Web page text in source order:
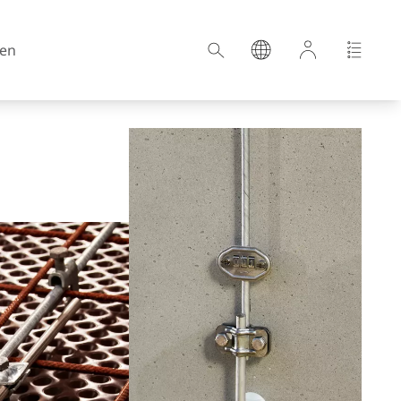
Kroatien
Estland
Deutschland
Ungarn
Lettland
Niederlande